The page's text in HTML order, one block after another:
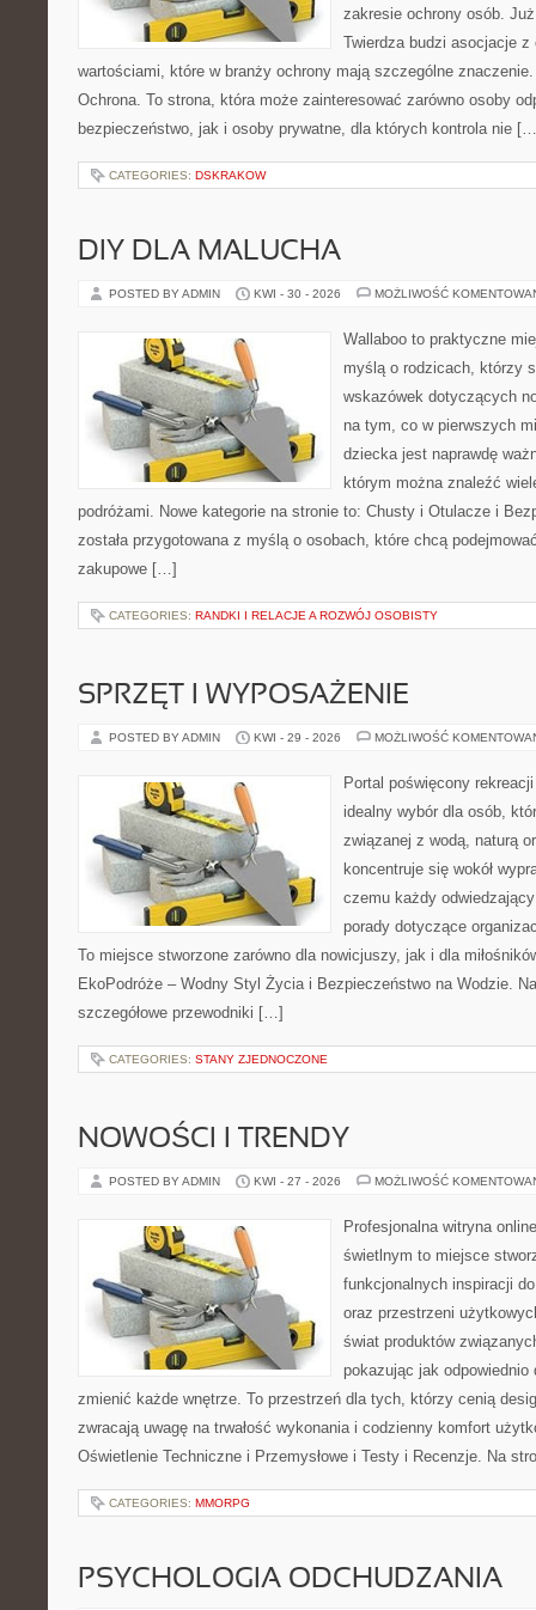
zakresie ochrony osób.
Twierdza budzi asocjacje
wartościami, które w branży ochrony mają szczególne
Ochrona. To strona, która może zainteresować zarówno osoby
bezpieczeństwo, jak i osoby prywatne, dla których kontrola nie
CATEGORIES: DSKRAKOW
DIY DLA MALUCHA
POSTED BY ADMIN KWI - 30 - 2026 MOŻLIWOŚĆ
Wallaboo to praktyczne
myślą o rodzicach, którzy
wskazówek dotyczących
na tym, co w pierwszych
dziecka jest naprawdę
którym można znaleźć
podróżami. Nowe kategorie na stronie to: Chusty i Otulacze i
została przygotowana z myślą o osobach, które chcą
zakupowe […]
CATEGORIES: RANDKI I RELACJE A ROZWÓJ OSOBISTY
SPRZĘT I WYPOSAŻENIE
POSTED BY ADMIN KWI - 29 - 2026 MOŻLIWOŚĆ
Portal poświęcony
idealny wybór dla osób,
związanej z wodą, naturą
koncentruje się wokół
czemu każdy
porady dotyczące
To miejsce stworzone zarówno dla nowicjuszy, jak i dla
EkoPodróże – Wodny Styl Życia i Bezpieczeństwo na Wodzie.
szczegółowe przewodniki […]
CATEGORIES: STANY ZJEDNOCZONE
NOWOŚCI I TRENDY
POSTED BY ADMIN KWI - 27 - 2026 MOŻLIWOŚĆ
Profesjonalna witryna
świetlnym to miejsce
funkcjonalnych inspiracji
oraz przestrzeni
świat produktów
pokazując jak odpowiednio
zmienić każde wnętrze. To przestrzeń dla tych, którzy cenią
zwracają uwagę na trwałość wykonania i codzienny komfort
Oświetlenie Techniczne i Przemysłowe i Testy i Recenzje. Na
CATEGORIES: MMORPG
PSYCHOLOGIA ODCHUDZANIA